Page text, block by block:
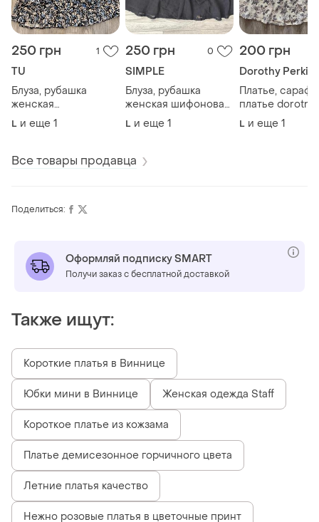
250 грн 1
TU
Блуза, рубашка
женская
натуральная вискоза
tu принт бабочки.
L и еще 1
250 грн 0
SIMPLE
Блуза, рубашка
женская шифоновая
simple by..
L и еще 1
200 грн
Dorothy Perkins
Платье,
платье dorotny
perkins.
L и еще 1
Все товары продавца
Поделиться:
Оформляй подписку SMART
Получи заказ с бесплатной доставкой
Также ищут:
Короткие платья в Виннице
Юбки мини в Виннице Женская одежда Staff
Короткое платье из кожзама
Платье демисезонное горчичного цвета
Летние платья качество
Нежно розовые платья в цветочные принт